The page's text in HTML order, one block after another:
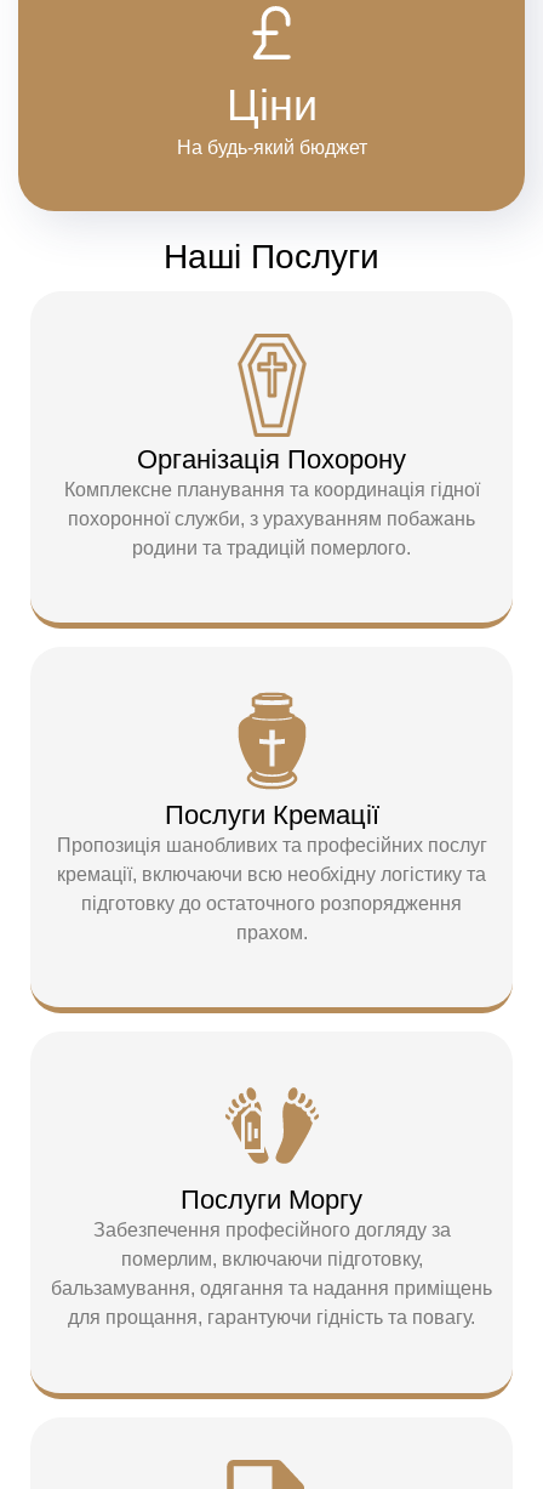
Ціни
На будь-який бюджет
Наші Послуги
Організація Похорону
Комплексне планування та координація гідної
похоронної служби, з урахуванням побажань
родини та традицій померлого.
Послуги Кремації
Пропозиція шанобливих та професійних послуг
кремації, включаючи всю необхідну логістику та
підготовку до остаточного розпорядження
прахом.
Послуги Моргу
Забезпечення професійного догляду за
померлим, включаючи підготовку,
бальзамування, одягання та надання приміщень
для прощання, гарантуючи гідність та повагу.